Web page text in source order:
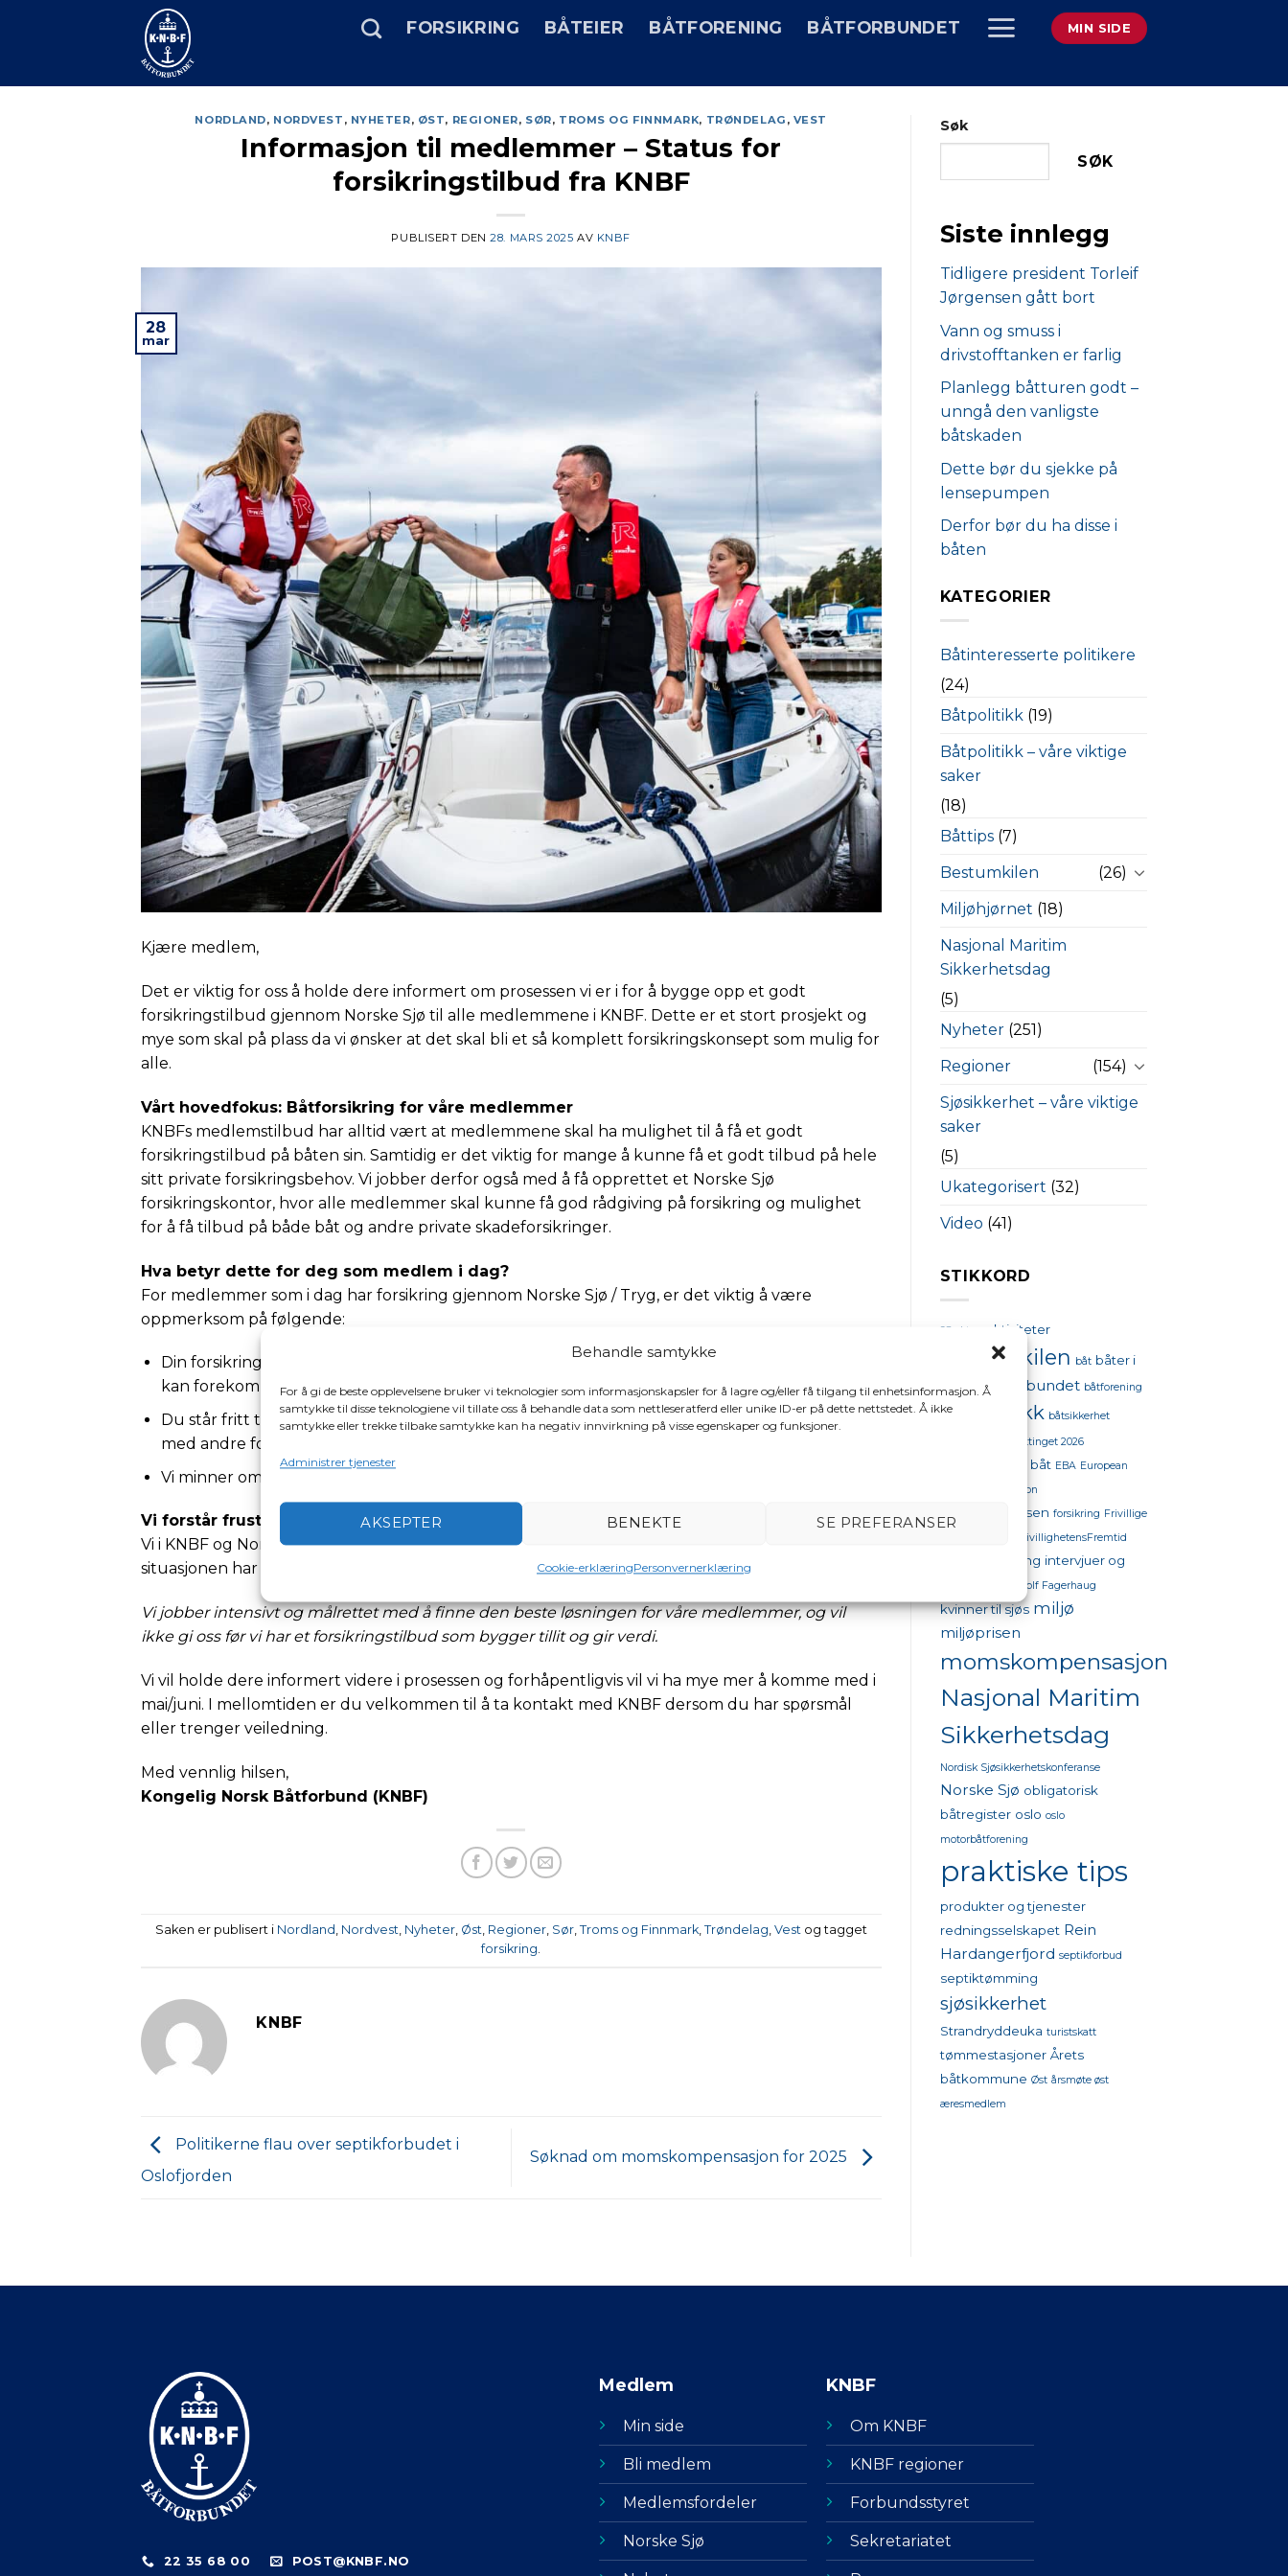
Behandle samtykke
For å gi de beste opplevelsene bruker vi teknologier som informasjonskapsler for å lagre og/eller få tilgang til enhetsinformasjon. Å
samtykke til disse teknologiene vil tillate oss å behandle data som nettleseratferd eller unike ID-er på dette nettstedet. Å ikke
samtykke eller trekke tilbake samtykke kan ha negativ innvirkning på visse egenskaper og funksjoner.
Administrer tjenester
AKSEPTER BENEKTE SE PREFERANSER
Cookie-erklæringPersonvernerklæring
FORSIKRING BÅTEIER BÅTFORENING BÅTFORBUNDET MIN SIDE
NORDLAND, NORDVEST , NYHETER, ØST, REGIONER, SØR, TROMS OG FINNMARK, TRØNDELAG , VEST
Informasjon til medlemmer – Status for
forsikringstilbud fra KNBF
PUBLISERT DEN28. MARS 2025 AV KNBF
28
mar
Kjære medlem,
Det er viktig for oss å holde dere informert om prosessen vi er i for å bygge opp et godt
forsikringstilbud gjennom Norske Sjø til alle medlemmene i KNBF. Dette er et stort prosjekt og
mye som skal på plass da vi ønsker at det skal bli et så komplett forsikringskonsept som mulig for
alle.
Vårt hovedfokus: Båtforsikring for våre medlemmer
KNBFs medlemstilbud har alltid vært at medlemmene skal ha mulighet til å få et godt
forsikringstilbud på båten sin. Samtidig er det viktig for mange å kunne få et godt tilbud på hele
sitt private forsikringsbehov. Vi jobber derfor også med å få opprettet et Norske Sjø
forsikringskontor, hvor alle medlemmer skal kunne få god rådgiving på forsikring og mulighet
for å få tilbud på både båt og andre private skadeforsikringer.
Hva betyr dette for deg som medlem i dag?
For medlemmer som i dag har forsikring gjennom Norske Sjø / Tryg, er det viktig å være
oppmerksom på følgende:
Din forsikring kan fornyes hos Tryg, på samme måte som tidligere. Vær oppmerksom på at det
kan forekomme endringer i betingelsene fra Tryg.
Du står fritt til å vurdere og eventuelt bytte til en annen forsikringsleverandør, slik du kan
med andre forsikringer.
Vi minner om at alle forsikringsavtaler har én måneds oppsigelsestid.
Vi forstår frustrasjonen – og vi tar ansvar
Vi i KNBF og Norske Sjø beklager på det sterkeste den usikkerheten og ulempen denne
situasjonen har skapt.
Vi jobber intensivt og målrettet med å finne den beste løsningen for våre medlemmer, og vil
ikke gi oss før vi har et forsikringstilbud som bygger tillit og gir verdi.
Vi vil holde dere informert videre i prosessen og forhåpentligvis vil vi ha mye mer å komme med i
mai/juni. I mellomtiden er du velkommen til å ta kontakt med KNBF dersom du har spørsmål
eller trenger veiledning.
Med vennlig hilsen,
Kongelig Norsk Båtforbund (KNBF)
Saken er publisert i Nordland , Nordvest, Nyheter, Øst, Regioner, Sør, Troms og Finnmark, Trøndelag, Vestog tagget
forsikring.
KNBF
Politikerne flau over septikforbudet i
Oslofjorden
Søknad om momskompensasjon for 2025
Søk
SØK
Siste innlegg
Tidligere president Torleif
Jørgensen gått bort
Vann og smuss i
drivstofftanken er farlig
Planlegg båtturen godt –
unngå den vanligste
båtskaden
Dette bør du sjekke på
lensepumpen
Derfor bør du ha disse i
båten
KATEGORIER
Båtinteresserte politikere
(24)
Båtpolitikk(19)
Båtpolitikk – våre viktige
saker
(18)
Båttips(7)
Bestumkilen
(26)
Miljøhjørnet (18)
Nasjonal Maritim
Sikkerhetsdag
(5)
Nyheter(251)
Regioner
(154)
Sjøsikkerhet – våre viktige
saker
(5)
Ukategorisert (32)
Video (41)
STIKKORD
98 oktan aktiviteter
bestumkilen båt båter i
sjøen
båtforbundet båtforening
båtpolitikk båtsikkerhet
båttinget 2026
drivstoffpriser båt EBA European
Boating Association
flytekonferansen forsikring Frivillige
FrivillighetensFremtid
Havneforsikring intervjuer og
Jørg Eyolf Fagerhaug
kvinner til sjøs miljø
miljøprisen
momskompensasjon
Nasjonal Maritim
Sikkerhetsdag
Nordisk Sjøsikkerhetskonferanse
Norske Sjø obligatorisk
båtregister oslo oslo
motorbåtforening
praktiske tips
produkter og tjenester
redningsselskapet Rein
Hardangerfjord septikforbud
septiktømming
sjøsikkerhet
Strandryddeuka turistskatt
tømmestasjoner Årets
båtkommune Øst årsmøte øst
æresmedlem
22 35 68 00 POST@KNBF.NO
Medlem
Min side
Bli medlem
Medlemsfordeler
Norske Sjø
KNBF
Om KNBF
KNBF regioner
Forbundsstyret
Sekretariatet